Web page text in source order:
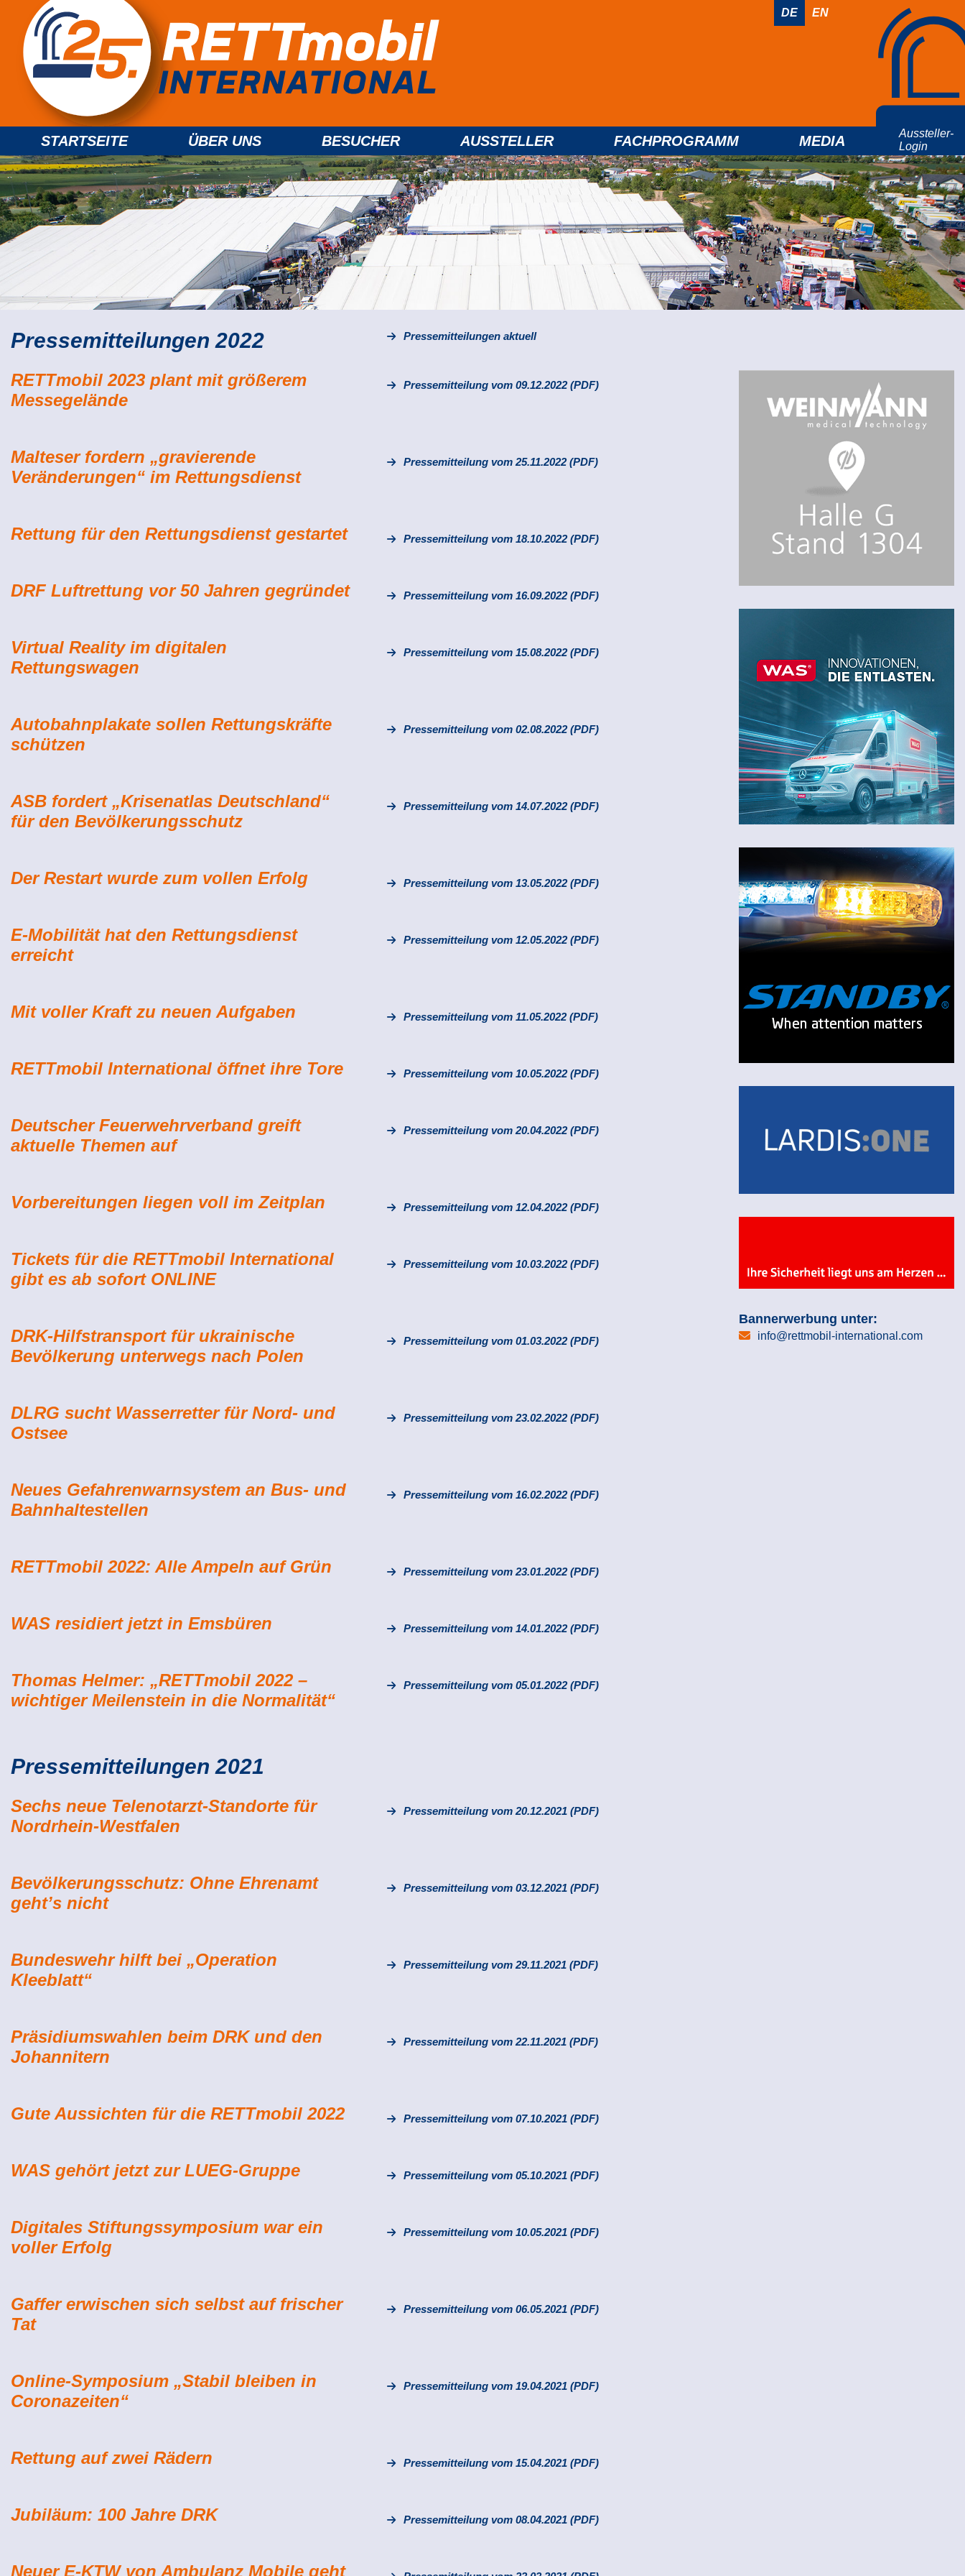
DE EN
Aussteller-
Login
STARTSEITE ÜBER UNS BESUCHER AUSSTELLER FACHPROGRAMM MEDIA
Pressemitteilungen 2022 Pressemitteilungen aktuell
RETTmobil 2023 plant mit größerem
Messegelände
Pressemitteilung vom 09.12.2022 (PDF)
Malteser fordern „gravierende
Veränderungen“ im Rettungsdienst
Pressemitteilung vom 25.11.2022 (PDF)
Rettung für den Rettungsdienst gestartet Pressemitteilung vom 18.10.2022 (PDF)
DRF Luftrettung vor 50 Jahren gegründet Pressemitteilung vom 16.09.2022 (PDF)
Virtual Reality im digitalen
Rettungswagen
Pressemitteilung vom 15.08.2022 (PDF)
Autobahnplakate sollen Rettungskräfte
schützen
Pressemitteilung vom 02.08.2022 (PDF)
ASB fordert „Krisenatlas Deutschland“
für den Bevölkerungsschutz
Pressemitteilung vom 14.07.2022 (PDF)
Der Restart wurde zum vollen Erfolg Pressemitteilung vom 13.05.2022 (PDF)
E-Mobilität hat den Rettungsdienst
erreicht
Pressemitteilung vom 12.05.2022 (PDF)
Mit voller Kraft zu neuen Aufgaben Pressemitteilung vom 11.05.2022 (PDF)
RETTmobil International öffnet ihre Tore Pressemitteilung vom 10.05.2022 (PDF)
Deutscher Feuerwehrverband greift
aktuelle Themen auf
Pressemitteilung vom 20.04.2022 (PDF)
Vorbereitungen liegen voll im Zeitplan Pressemitteilung vom 12.04.2022 (PDF)
Tickets für die RETTmobil International
gibt es ab sofort ONLINE
Pressemitteilung vom 10.03.2022 (PDF)
DRK-Hilfstransport für ukrainische
Bevölkerung unterwegs nach Polen
Pressemitteilung vom 01.03.2022 (PDF)
DLRG sucht Wasserretter für Nord- und
Ostsee
Pressemitteilung vom 23.02.2022 (PDF)
Neues Gefahrenwarnsystem an Bus- und
Bahnhaltestellen
Pressemitteilung vom 16.02.2022 (PDF)
RETTmobil 2022: Alle Ampeln auf Grün Pressemitteilung vom 23.01.2022 (PDF)
WAS residiert jetzt in Emsbüren Pressemitteilung vom 14.01.2022 (PDF)
Thomas Helmer: „RETTmobil 2022 –
wichtiger Meilenstein in die Normalität“
Pressemitteilung vom 05.01.2022 (PDF)
Pressemitteilungen 2021
Sechs neue Telenotarzt-Standorte für
Nordrhein-Westfalen
Pressemitteilung vom 20.12.2021 (PDF)
Bevölkerungsschutz: Ohne Ehrenamt
geht’s nicht
Pressemitteilung vom 03.12.2021 (PDF)
Bundeswehr hilft bei „Operation
Kleeblatt“
Pressemitteilung vom 29.11.2021 (PDF)
Präsidiumswahlen beim DRK und den
Johannitern
Pressemitteilung vom 22.11.2021 (PDF)
Gute Aussichten für die RETTmobil 2022 Pressemitteilung vom 07.10.2021 (PDF)
WAS gehört jetzt zur LUEG-Gruppe Pressemitteilung vom 05.10.2021 (PDF)
Digitales Stiftungssymposium war ein
voller Erfolg
Pressemitteilung vom 10.05.2021 (PDF)
Gaffer erwischen sich selbst auf frischer
Tat
Pressemitteilung vom 06.05.2021 (PDF)
Online-Symposium „Stabil bleiben in
Coronazeiten“
Pressemitteilung vom 19.04.2021 (PDF)
Rettung auf zwei Rädern Pressemitteilung vom 15.04.2021 (PDF)
Jubiläum: 100 Jahre DRK Pressemitteilung vom 08.04.2021 (PDF)
Neuer E-KTW von Ambulanz Mobile geht
Bannerwerbung unter:
info@rettmobil-international.com